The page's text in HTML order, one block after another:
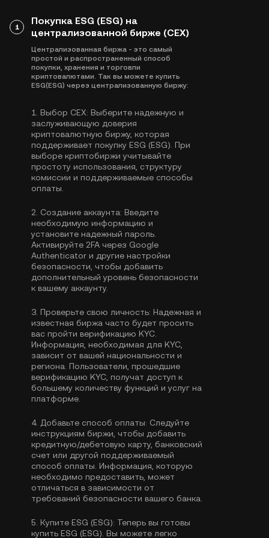
1
Покупка ESG (ESG) на
централизованной бирже (CEX)
Централизованная биржа - это самый
простой и распространенный способ
покупки, хранения и торговли
криптовалютами. Так вы можете купить
ESG(ESG) через централизованную биржу:
1. Выбор CEX: Выберите надежную и
заслуживающую доверия
криптовалютную биржу, которая
поддерживает покупку ESG (ESG). При
выборе криптобиржи учитывайте
простоту использования, структуру
комиссии и поддерживаемые способы
оплаты.
2. Создание аккаунта: Введите
необходимую информацию и
установите надежный пароль.
Активируйте 2FA через Google
Authenticator и другие настройки
безопасности, чтобы добавить
дополнительный уровень безопасности
к вашему аккаунту.
3. Проверьте свою личность: Надежная и
известная биржа часто будет просить
вас пройти верификацию KYC
Информация, необходимая для KYC,
зависит от вашей национальности и
региона. Пользователи, прошедшие
верификацию KYC, получат доступ к
большему количеству функций и услуг на
платформе.
4. Добавьте способ оплаты: Следуйте
инструкциям биржи, чтобы добавить
кредитную/дебетовую карту, банковский
счет или другой поддерживаемый
способ оплаты. Информация, которую
необходимо предоставить, может
отличаться в зависимости от
требований безопасности вашего банка.
5. Купите ESG (ESG): Теперь вы готовы
купить ESG (ESG). Вы можете легко